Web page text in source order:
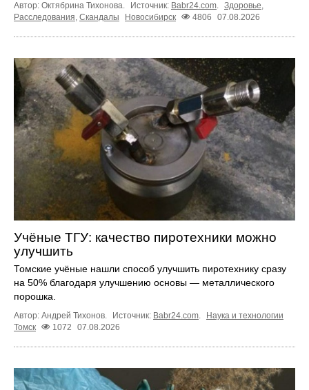
Автор: Октябрина Тихонова. Источник: Babr24.com Здоровье
Расследования Скандалы Новосибирск 4806 07.08.2026
Учёные ТГУ: качество пиротехники можно
улучшить
Томские учёные нашли способ улучшить пиротехнику сразу
на 50% благодаря улучшению основы — металлического
порошка.
Автор: Андрей Тихонов. Источник: Babr24.com.
Наука и технологии
Томск
1072 07.08.2026